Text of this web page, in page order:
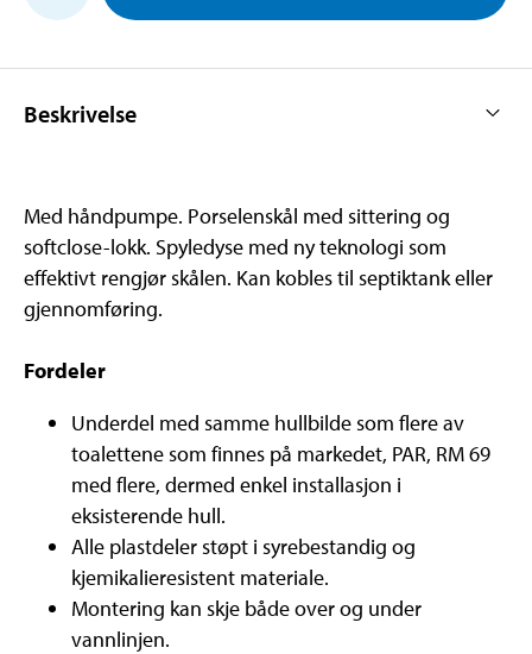
Beskrivelse
Med håndpumpe. Porselenskål med sittering og
softclose-lokk. Spyledyse med ny teknologi som
effektivt rengjør skålen. Kan kobles til septiktank eller
gjennomføring.
Fordeler
Underdel med samme hullbilde som flere av
toalettene som finnes på markedet, PAR, RM 69
med flere, dermed enkel installasjon i
eksisterende hull.
Alle plastdeler støpt i syrebestandig og
kjemikalieresistent materiale.
Montering kan skje både over og under
vannlinjen.